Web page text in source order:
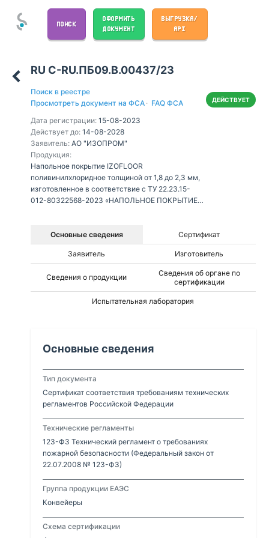
ПОИСК
ОФОРМИТЬ
ДОКУМЕНТ
ВЫГРУЗКА/
API
RU С-RU.ПБ09.В.00437/23
Поиск в реестре
Просмотреть документ на ФСА · FAQ ФСА
Дата регистрации: 15-08-2023
Действует до: 14-08-2028
Заявитель: АО "ИЗОПРОМ"
Продукция:
Напольное покрытие IZOFLOOR
поливинилхлоридное толщиной от 1,8 до 2,3 мм,
изготовленное в соответствие с ТУ 22.23.15-
012-80322568-2023 «НАПОЛЬНОЕ ПОКРЫТИЕ
ДЕЙСТВУЕТ
Основные сведения Сертификат
Заявитель Изготовитель
Сведения о продукции
Сведения об органе по
сертификации
Испытательная лаборатория
Основные сведения
Тип документа
Сертификат соответствия требованиям технических
регламентов Российской Федерации
Технические регламенты
123-ФЗ Технический регламент о требованиях
пожарной безопасности (Федеральный закон от
22.07.2008 № 123-ФЗ)
Группа продукции ЕАЭС
Конвейеры
Схема сертификации